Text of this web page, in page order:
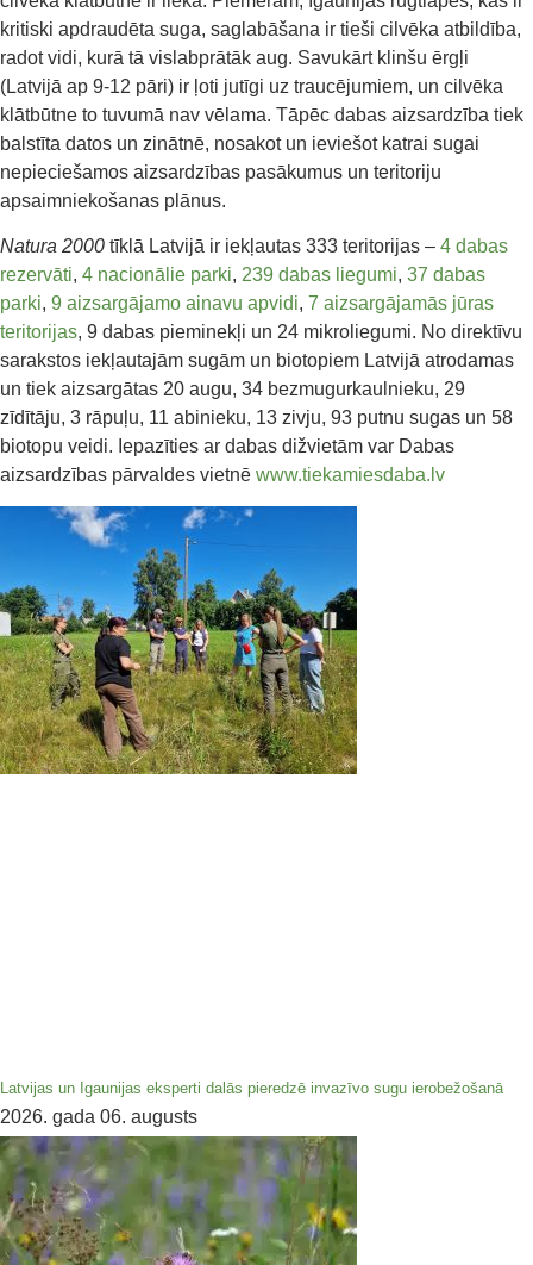
kritiski apdraudēta suga, saglabāšana ir tieši cilvēka atbildība,
radot vidi, kurā tā vislabprātāk aug. Savukārt klinšu ērgļi
(Latvijā ap 9-12 pāri) ir ļoti jutīgi uz traucējumiem, un cilvēka
klātbūtne to tuvumā nav vēlama. Tāpēc dabas aizsardzība tiek
balstīta datos un zinātnē, nosakot un ieviešot katrai sugai
nepieciešamos aizsardzības pasākumus un teritoriju
apsaimniekošanas plānus.
Natura 2000 tīklā Latvijā ir iekļautas 333 teritorijas – 4 dabas
rezervāti, 4 nacionālie parki, 239 dabas liegumi, 37 dabas
parki, 9 aizsargājamo ainavu apvidi, 7 aizsargājamās jūras
teritorijas, 9 dabas pieminekļi un 24 mikroliegumi. No direktīvu
sarakstos iekļautajām sugām un biotopiem Latvijā atrodamas
un tiek aizsargātas 20 augu, 34 bezmugurkaulnieku, 29
zīdītāju, 3 rāpuļu, 11 abinieku, 13 zivju, 93 putnu sugas un 58
biotopu veidi. Iepazīties ar dabas dižvietām var Dabas
aizsardzības pārvaldes vietnē www.tiekamiesdaba.lv
Latvijas un Igaunijas eksperti dalās pieredzē invazīvo sugu ierobežošanā
2026. gada 06. augusts